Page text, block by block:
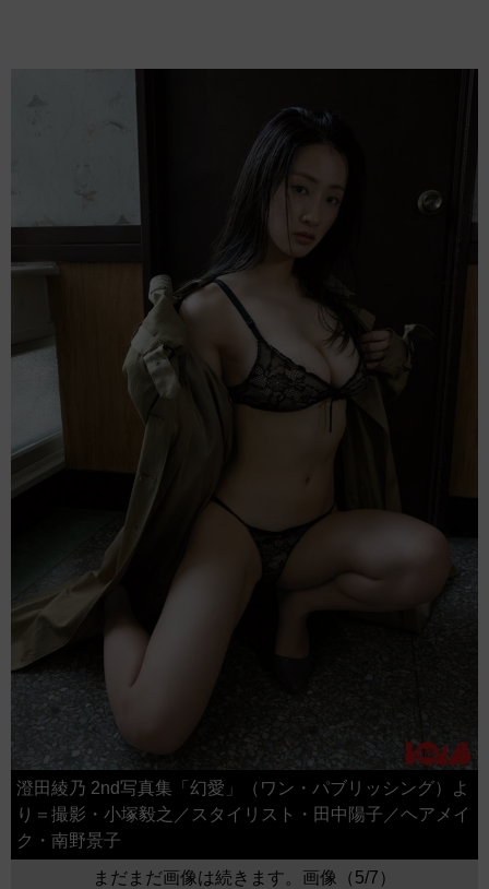
澄田綾乃 2nd写真集「幻愛」（ワン・パブリッシング）よ
り＝撮影・小塚毅之／スタイリスト・田中陽子／ヘアメイ
ク・南野景子
まだまだ画像は続きます。画像（5/7）